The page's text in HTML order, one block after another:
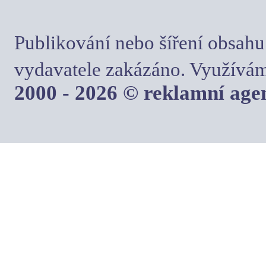
Publikování nebo šíření
vydavatele zakázáno.
2000 - 2026 © reklamní